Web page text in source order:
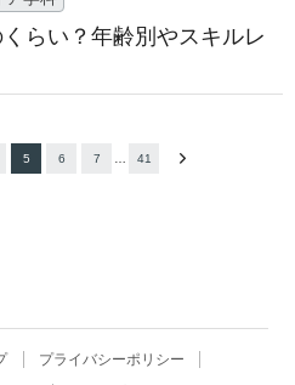
らい？年齢別やスキルレ
5 6 7 41
プライバシーポリシー